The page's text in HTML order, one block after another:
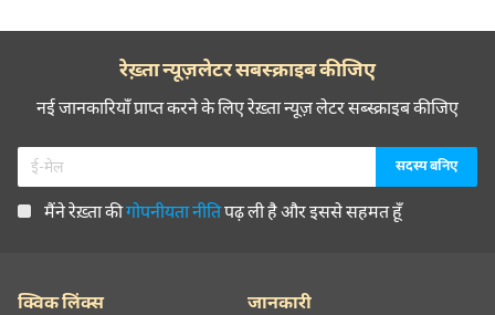
रेख़्ता न्यूज़लेटर सबस्क्राइब कीजिए
नई जानकारियाँ प्राप्त करने के लिए रेख़्ता न्यूज़ लेटर सब्स्क्राइब कीजिए
मैंने रेख़्ता कीगोपनीयता नीतिपढ़ ली है और इससे सहमत हूँ
क्विक लिंक्स जानकारी